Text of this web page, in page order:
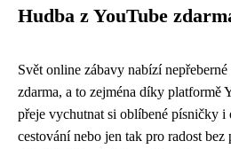
Hudba z YouTube
Svět online zábavy nabízí
zdarma, a to zejména díky platformě
přeje vychutnat si oblíbené písničky
cestování nebo jen tak pro radost